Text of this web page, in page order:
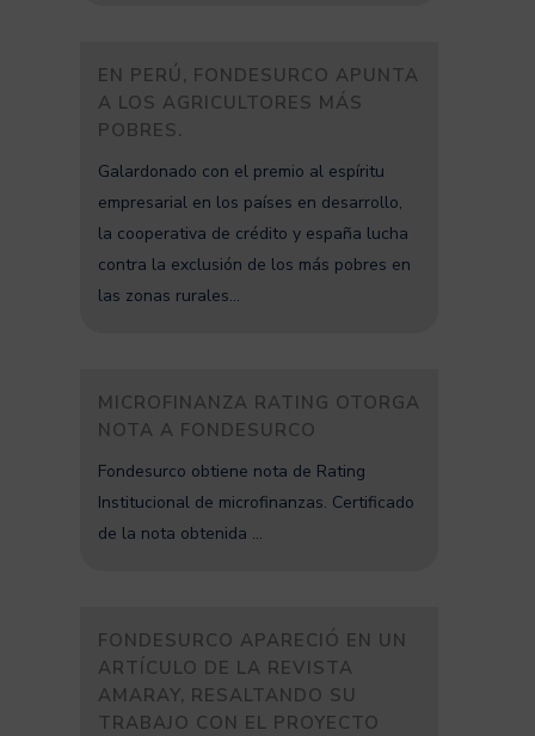
EN PERÚ, FONDESURCO APUNTA
A LOS AGRICULTORES MÁS
POBRES.
Galardonado con el premio al espíritu
empresarial en los países en desarrollo,
la cooperativa de crédito y españa lucha
contra la exclusión de los más pobres en
las zonas rurales...
MICROFINANZA RATING OTORGA
NOTA A FONDESURCO
Fondesurco obtiene nota de Rating
Institucional de microfinanzas. Certificado
de la nota obtenida ...
FONDESURCO APARECIÓ EN UN
ARTÍCULO DE LA REVISTA
AMARAY, RESALTANDO SU
TRABAJO CON EL PROYECTO